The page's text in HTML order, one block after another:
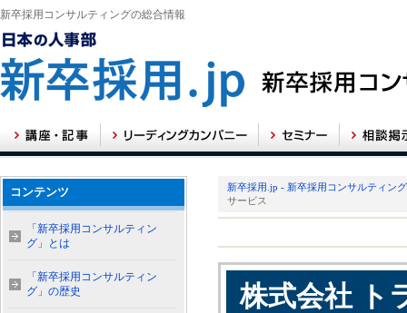
新卒採用コンサルティングの総合情報
新卒採用.jp - 新卒採用コンサルティン
サービス
株式会社 ト
コンテンツ
「新卒採用コンサルティン
グ」とは
「新卒採用コンサルティン
グ」の歴史